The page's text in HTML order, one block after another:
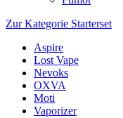
Zur Kategorie Starterset
Aspire
Lost Vape
Nevoks
OXVA
Moti
Vaporizer